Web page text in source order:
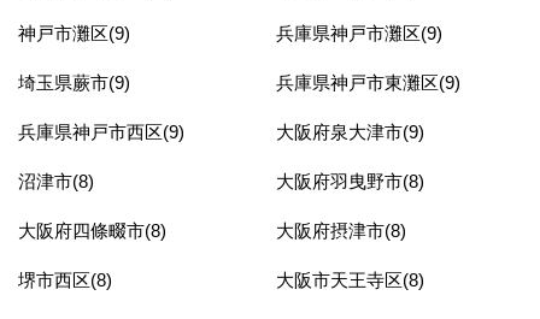
神戸市灘区(9) 兵庫県神戸市灘区(9)
埼玉県蕨市(9) 兵庫県神戸市東灘区(9)
兵庫県神戸市西区(9) 大阪府泉大津市(9)
沼津市(8) 大阪府羽曳野市(8)
大阪府四條畷市(8) 大阪府摂津市(8)
堺市西区(8) 大阪市天王寺区(8)